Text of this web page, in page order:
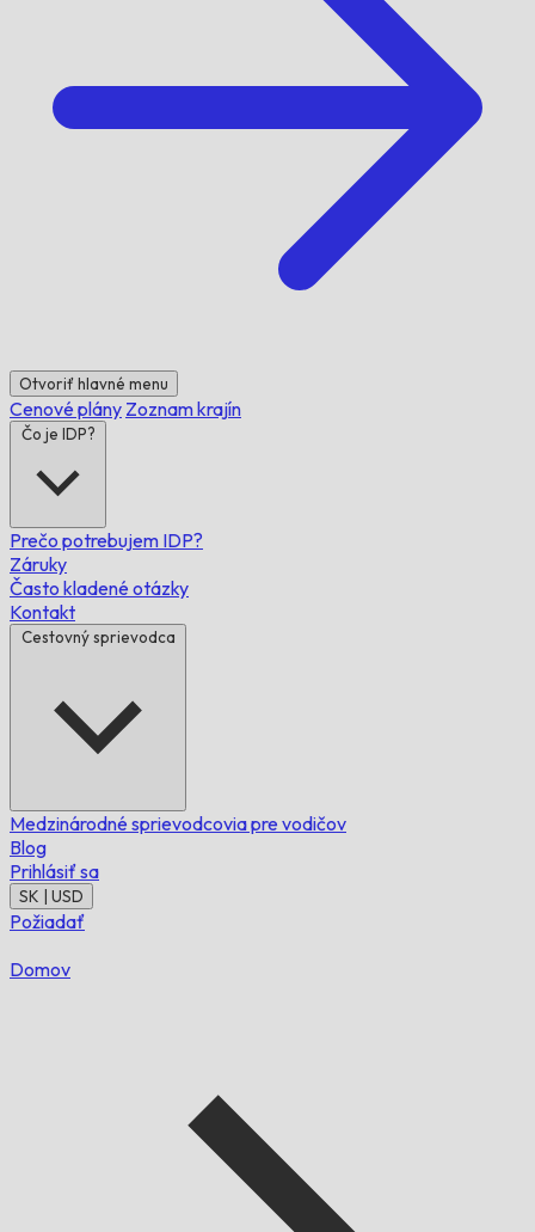
Otvoriť hlavné menu
Cenové plány Zoznam krajín
Čo je IDP?
Prečo potrebujem IDP?
Záruky
Často kladené otázky
Kontakt
Cestovný sprievodca
Medzinárodné sprievodcovia pre vodičov
Blog
Prihlásiť sa
SK | USD
Požiadať
Domov